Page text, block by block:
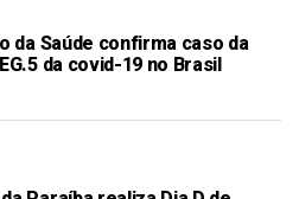
da Saúde confirma caso da
da covid-19 no Brasil